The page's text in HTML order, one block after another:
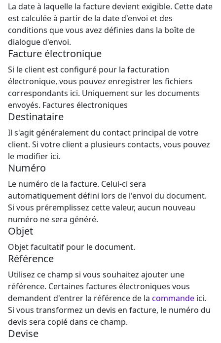
La date à laquelle la facture devient exigible. Cette date
est calculée à partir de la date d'envoi et des
conditions que vous avez définies dans la boîte de
dialogue d'envoi.
Facture électronique
Si le client est configuré pour la facturation
électronique, vous pouvez enregistrer les fichiers
correspondants ici. Uniquement sur les documents
envoyés. Factures électroniques
Destinataire
Il s'agit généralement du contact principal de votre
client. Si votre client a plusieurs contacts, vous pouvez
le modifier ici.
Numéro
Le numéro de la facture. Celui-ci sera
automatiquement défini lors de l'envoi du document.
Si vous préremplissez cette valeur, aucun nouveau
numéro ne sera généré.
Objet
Objet facultatif pour le document.
Référence
Utilisez ce champ si vous souhaitez ajouter une
référence. Certaines factures électroniques vous
demandent d'entrer la référence de la commande ici.
Si vous transformez un devis en facture, le numéro du
devis sera copié dans ce champ.
Devise